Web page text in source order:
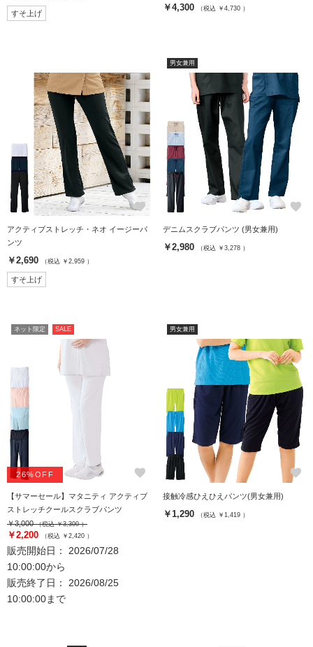
すそ上げ
￥4,300 （税込 ￥4,730 ）
favorite
アクティブストレッチ・ネオ イージーパ
ンツ
￥2,690 （税込 ￥2,959 ）
すそ上げ
男女兼用
favorite
デニムスクラブパンツ (男女兼用)
￥2,980 （税込 ￥3,278 ）
ネット限定 SALE
26%OFF favorite
【サマーセール】マタニティ アクティブ
ストレッチクールスクラブパンツ
￥3,000（税込 ￥3,300 ）
￥2,200 （税込 ￥2,420 ）
販売開始日： 2026/07/28
10:00:00から
販売終了日： 2026/08/25
10:00:00まで
男女兼用
favorite
接触冷感ひえひえパンツ(男女兼用)
￥1,290 （税込 ￥1,419 ）